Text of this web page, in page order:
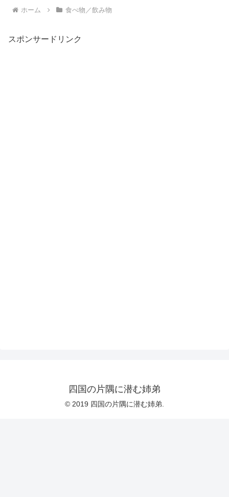
ホーム 食べ物／飲み物
スポンサードリンク
四国の片隅に潜む姉弟
© 2019 四国の片隅に潜む姉弟.